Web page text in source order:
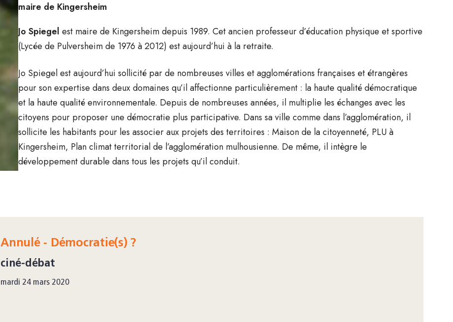
maire de Kingersheim
Jo Spiegel est maire de Kingersheim depuis 1989. Cet ancien professeur d’éducation physique et sportive
(Lycée de Pulversheim de 1976 à 2012) est aujourd’hui à la retraite.
Jo Spiegel est aujourd’hui sollicité par de nombreuses villes et agglomérations françaises et étrangères
pour son expertise dans deux domaines qu’il affectionne particulièrement : la haute qualité démocratique
et la haute qualité environnementale. Depuis de nombreuses années, il multiplie les échanges avec les
citoyens pour proposer une démocratie plus participative. Dans sa ville comme dans l’agglomération, il
sollicite les habitants pour les associer aux projets des territoires : Maison de la citoyenneté, PLU à
Kingersheim, Plan climat territorial de l’agglomération mulhousienne. De même, il intègre le
développement durable dans tous les projets qu’il conduit.
Annulé - Démocratie(s) ?
ciné-débat
mardi 24 mars 2020